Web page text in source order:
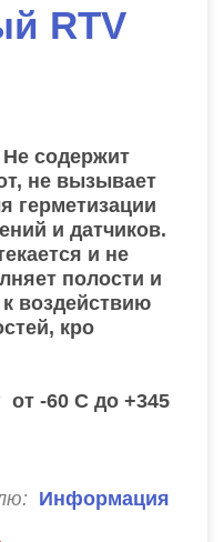
RTV
Не содержит
не вызывает
герметизации
и датчиков.
и не
полости и
воздействию
кро
от -60 С до +345
Информация